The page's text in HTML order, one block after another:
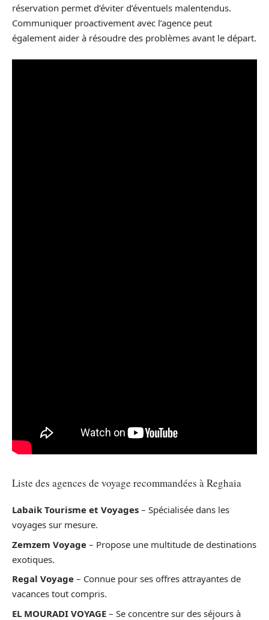
réservation permet d’éviter d’éventuels malentendus.
Communiquer proactivement avec l’agence peut
également aider à résoudre des problèmes avant le départ.
Liste des agences de voyage recommandées à Reghaia
Labaik Tourisme et Voyages – Spécialisée dans les
voyages sur mesure.
Zemzem Voyage – Propose une multitude de destinations
exotiques.
Regal Voyage – Connue pour ses offres attrayantes de
vacances tout compris.
EL MOURADI VOYAGE – Se concentre sur des séjours à